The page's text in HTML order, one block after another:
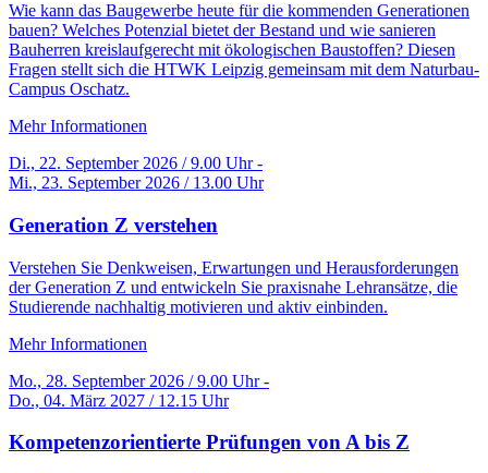
Wie kann das Baugewerbe heute für die kommenden Generationen
bauen? Welches Potenzial bietet der Bestand und wie sanieren
Bauherren kreislaufgerecht mit ökologischen Baustoffen? Diesen
Fragen stellt sich die HTWK Leipzig gemeinsam mit dem Naturbau-
Campus Oschatz.
Mehr Informationen
Di., 22. September 2026 / 9.00 Uhr -
Mi., 23. September 2026 / 13.00 Uhr
Generation Z verstehen
Verstehen Sie Denkweisen, Erwartungen und Herausforderungen
der Generation Z und entwickeln Sie praxisnahe Lehransätze, die
Studierende nachhaltig motivieren und aktiv einbinden.
Mehr Informationen
Mo., 28. September 2026 / 9.00 Uhr -
Do., 04. März 2027 / 12.15 Uhr
Kompetenzorientierte Prüfungen von A bis Z